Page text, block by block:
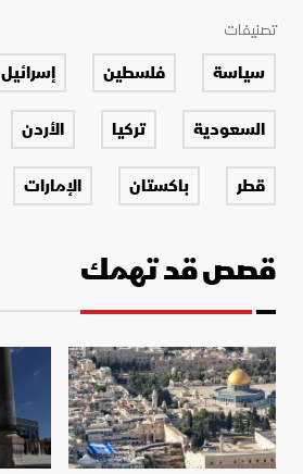
تصنيفات
سياسة فلسطين إسرائيل
السعودية
تركيا الأردن
قطر
باكستان الإمارات
قصص قد تهمك